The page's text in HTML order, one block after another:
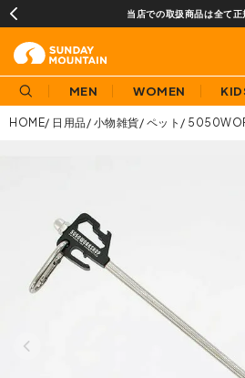
当店での取扱商品は全て正
MEN WOMEN
HOME 日用品 小物雑貨 ペット